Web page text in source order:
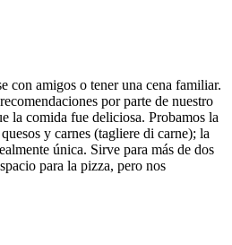
con amigos o tener una cena familiar.
por parte de nuestro
la comida fue deliciosa. Probamos la
y carnes (tagliere di carne); la
única. Sirve para más de dos
para la pizza, pero nos